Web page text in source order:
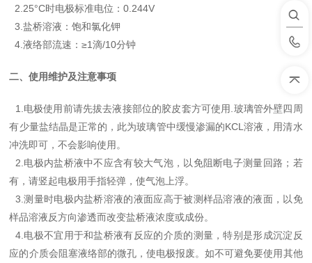
2.25°C时电极标准电位：0.244V
3.盐桥溶液：饱和氯化钾
4.液络部流速：≥1滴/10分钟
二、使用维护及注意事项
1.电极使用前请先拔去液接部位的胶皮套方可使用.玻璃管外壁四周
有少量盐结晶是正常的，此为玻璃管中缓慢渗漏的KCL溶液，用清水
冲洗即可，不会影响使用。
2.电极内盐桥液中不应含有较大气泡，以免阻断电子测量回路；若
有，请竖起电极用手指轻弹，使气泡上浮。
3.测量时电极内盐桥溶液的液面应高于被测样品溶液的液面，以免
样品溶液反方向渗透而改变盐桥液浓度或成份。
4.电极不宜用于和盐桥液有反应的介质的测量，特别是形成沉淀反
应的介质会阻塞液络部的微孔，使电极报废。如不可避免要使用其他